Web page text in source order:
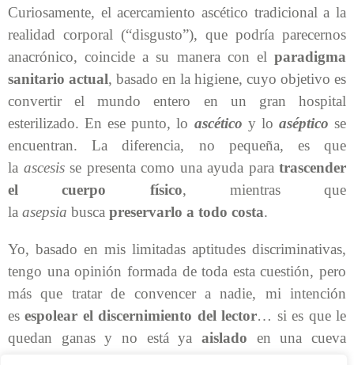
Curiosamente, el acercamiento ascético tradicional a la
realidad corporal (“disgusto”), que podría parecernos
anacrónico, coincide a su manera con el paradigma
sanitario actual, basado en la higiene, cuyo objetivo es
convertir el mundo entero en un gran hospital
esterilizado. En ese punto, lo ascético y lo aséptico se
encuentran. La diferencia, no pequeña, es que
la ascesisse presenta como una ayuda para trascender
el cuerpo físico, mientras que
la asepsia busca preservarlo a todo costa.
Yo, basado en mis limitadas aptitudes discriminativas,
tengo una opinión formada de toda esta cuestión, pero
más que tratar de convencer a nadie, mi intención
esespolear el discernimiento del lector… si es que le
quedan ganas y no está ya aislado en una cueva